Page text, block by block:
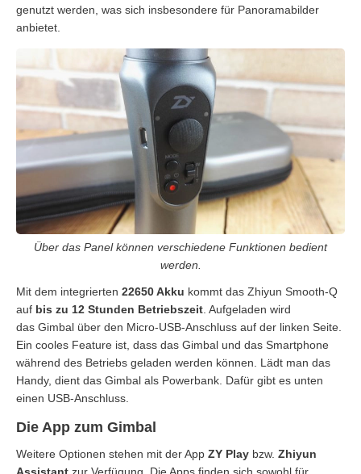
genutzt werden, was sich insbesondere für Panoramabilder
anbietet.
Über das Panel können verschiedene Funktionen bedient
werden.
Mit dem integrierten 22650 Akku kommt das Zhiyun Smooth-Q
auf bis zu 12 Stunden Betriebszeit . Aufgeladen wird
das Gimbal über den Micro-USB-Anschluss auf der linken Seite.
Ein cooles Feature ist, dass das Gimbal und das Smartphone
während des Betriebs geladen werden können. Lädt man das
Handy, dient das Gimbal als Powerbank. Dafür gibt es unten
einen USB-Anschluss.
Die App zum Gimbal
Weitere Optionen stehen mit der App ZY Play bzw. Zhiyun
Assistant zur Verfügung. Die Apps finden sich sowohl für